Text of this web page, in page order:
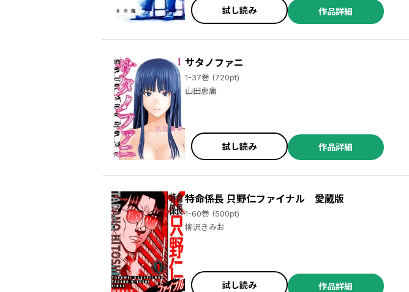
試し読み 作品詳細
サタノファニ
1-37巻 (720pt)
山田恵庸
試し読み 作品詳細
特命係長 只野仁ファイナル 愛蔵版
1-60巻 (500pt)
柳沢きみお
試し読み 作品詳細